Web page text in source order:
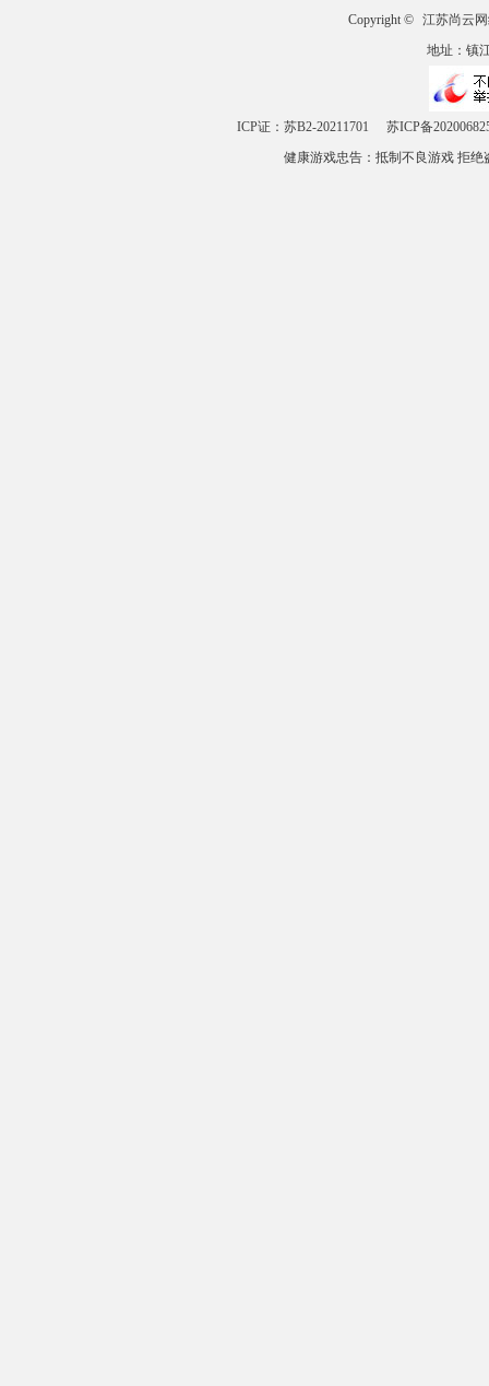
Copyright © 江苏尚云
地址：镇
ICP证：苏B2-20211701
苏ICP备
健康游戏忠告：抵制不良游戏 拒